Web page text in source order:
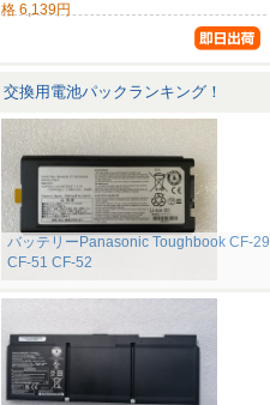
格 6,139円
交換用電池パックランキング！
バッテリーPanasonic Toughbook CF-29
CF-51 CF-52